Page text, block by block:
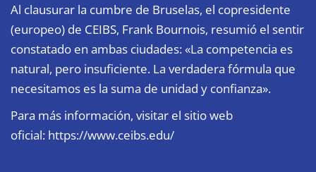
Al clausurar la cumbre de Bruselas, el copresidente
(europeo) de CEIBS, Frank Bournois, resumió el sentir
constatado en ambas ciudades: «La competencia es
natural, pero insuficiente. La verdadera fórmula que
necesitamos es la suma de unidad y confianza».
Para más información, visitar el sitio web
oficial: https://www.ceibs.edu/